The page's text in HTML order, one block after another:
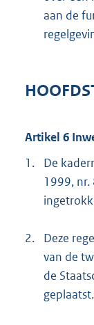
aan de
Artikel 6
1.
De
1999,
2.
Deze
van de
de
geplaatst.